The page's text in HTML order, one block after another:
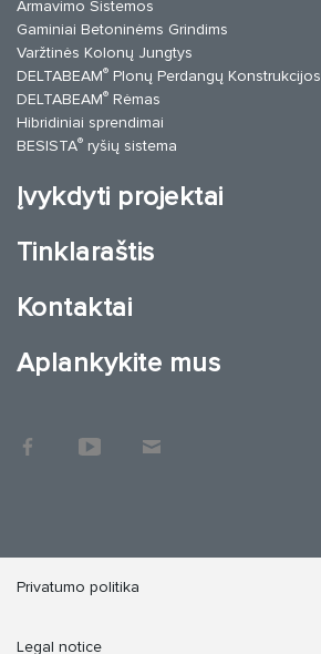
Armavimo Sistemos
Gaminiai Betoninėms Grindims
Varžtinės Kolonų Jungtys
DELTABEAM® Plonų Perdangų Konstrukcijos
DELTABEAM® Rėmas
Hibridiniai sprendimai
BESISTA® ryšių sistema
Įvykdyti projektai
Tinklaraštis
Kontaktai
Aplankykite mus
Privatumo politika
Legal notice